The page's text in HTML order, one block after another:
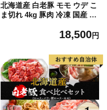
北海道産 白老豚 モモ ウデ こ
ま切れ 4kg 豚肉 冷凍 国産 ス
18,500円